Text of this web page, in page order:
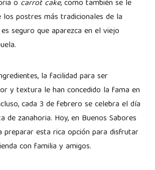
o carrot cake, como también se le
los postres más tradicionales de la
seguro que aparezca en el viejo
la facilidad para ser
y textura le han concedido la fama en
cada 3 de febrero se celebra el día
de zanahoria. Hoy, en Buenos Sabores
preparar esta rica opción para disfrutar
con familia y amigos.